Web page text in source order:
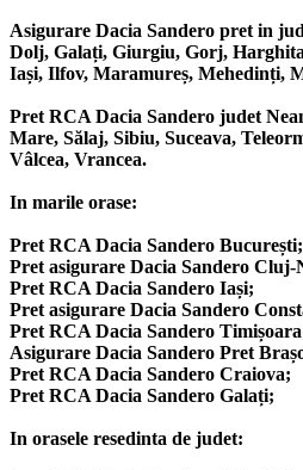
Asigurare Dacia Sandero pret in
Dolj, Galați, Giurgiu, Gorj,
Iași, Ilfov, Maramureș, Mehedinți,
Pret RCA Dacia Sandero judet
Mare, Sălaj, Sibiu, Suceava,
Vâlcea, Vrancea.
In marile orase:
Pret RCA Dacia Sandero București;
Pret asigurare Dacia Sandero Cluj-
Pret RCA Dacia Sandero Iași;
Pret asigurare Dacia Sandero
Pret RCA Dacia Sandero
Asigurare Dacia Sandero Pret
Pret RCA Dacia Sandero Craiova;
Pret RCA Dacia Sandero Galați;
In orasele resedinta de judet: